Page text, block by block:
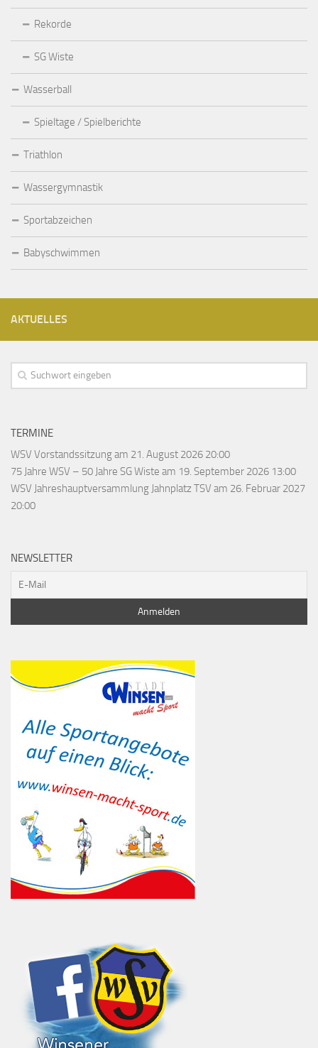
Rekorde
SG Wiste
Wasserball
Spieltage / Spielberichte
Triathlon
Wassergymnastik
Sportabzeichen
Babyschwimmen
AKTUELLES
TERMINE
WSV Vorstandssitzungam 21. August 2026 20:00
75 Jahre WSV – 50 Jahre SG Wiste am 19. September 2026 13:00
WSV Jahreshauptversammlung Jahnplatz TSV am 26. Februar 2027
20:00
NEWSLETTER